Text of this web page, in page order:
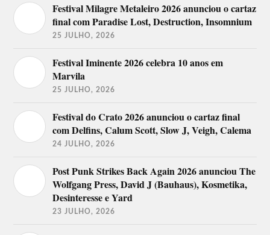
Festival Milagre Metaleiro 2026 anunciou o cartaz
final com Paradise Lost, Destruction, Insomnium
25 JULHO, 2026
Festival Iminente 2026 celebra 10 anos em
Marvila
25 JULHO, 2026
Festival do Crato 2026 anunciou o cartaz final
com Delfins, Calum Scott, Slow J, Veigh, Calema
24 JULHO, 2026
Post Punk Strikes Back Again 2026 anunciou The
Wolfgang Press, David J (Bauhaus), Kosmetika,
Desinteresse e Yard
23 JULHO, 2026